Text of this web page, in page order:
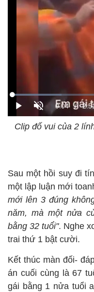
Clip đố vui của 2
Sau một hồi suy đi
một lập luận mới
mới lên 3 đúng
năm, mà một nửa
bằng 32 tuổi". Nghe
trai thứ 1 bật cười.
Kết thúc màn đối-
án cuối cùng là 67
gái bằng 1 nửa tuổi